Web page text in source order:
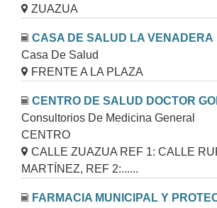
ZUAZUA
CASA DE SALUD LA VENADERA
Casa De Salud
FRENTE A LA PLAZA
CENTRO DE SALUD DOCTOR
Consultorios De Medicina General
CENTRO
CALLE ZUAZUA REF 1: CALLE
MARTÍNEZ, REF 2:......
FARMACIA MUNICIPAL Y